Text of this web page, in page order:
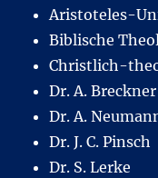
Aristoteles-
Biblische
Christlich-
Dr. A. Breckner
Dr. A.
Dr. J. C. Pinsch
Dr. S. Lerke